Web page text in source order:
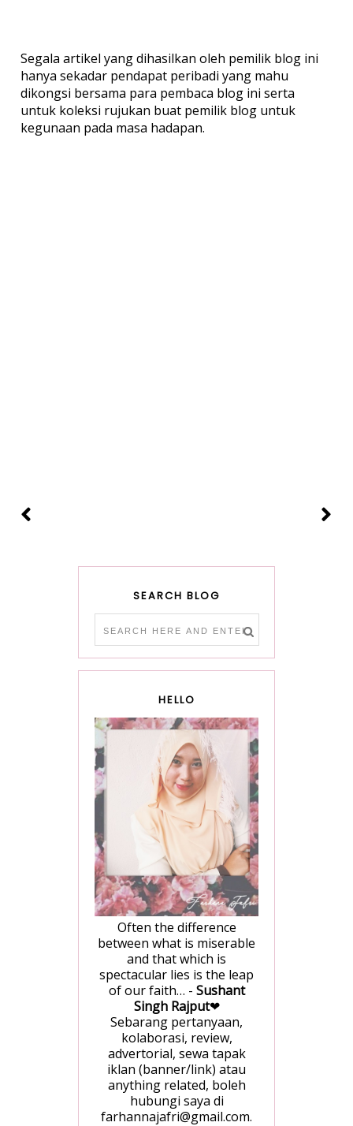
Segala artikel yang dihasilkan oleh pemilik blog ini
hanya sekadar pendapat peribadi yang mahu
dikongsi bersama para pembaca blog ini serta
untuk koleksi rujukan buat pemilik blog untuk
kegunaan pada masa hadapan.
SEARCH BLOG
HELLO
Often the difference
between what is miserable
and that which is
spectacular lies is the leap
of our faith… - Sushant
Singh Rajput❤
Sebarang pertanyaan,
kolaborasi, review,
advertorial, sewa tapak
iklan (banner/link) atau
anything related, boleh
hubungi saya di
farhannajafri@gmail.com.